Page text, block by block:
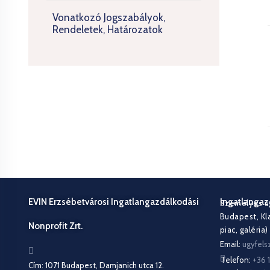
Vonatkozó Jogszabályok,
Rendeletek, Határozatok
EVIN Erzsébetvárosi Ingatlangazdálkodási
Nonprofit Zrt.
Cím: 1071 Budapest, Damjanich utca 12.
Személyes
Budapest,
piac, galéria)
Email:
Telefon: +36